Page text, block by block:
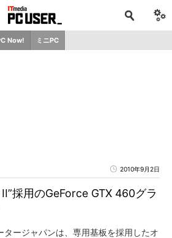
Now! ミニPC
2010年9月2日
採用のGeForce GTX 460グラ
タージャパンは、専用基板を採用したオ